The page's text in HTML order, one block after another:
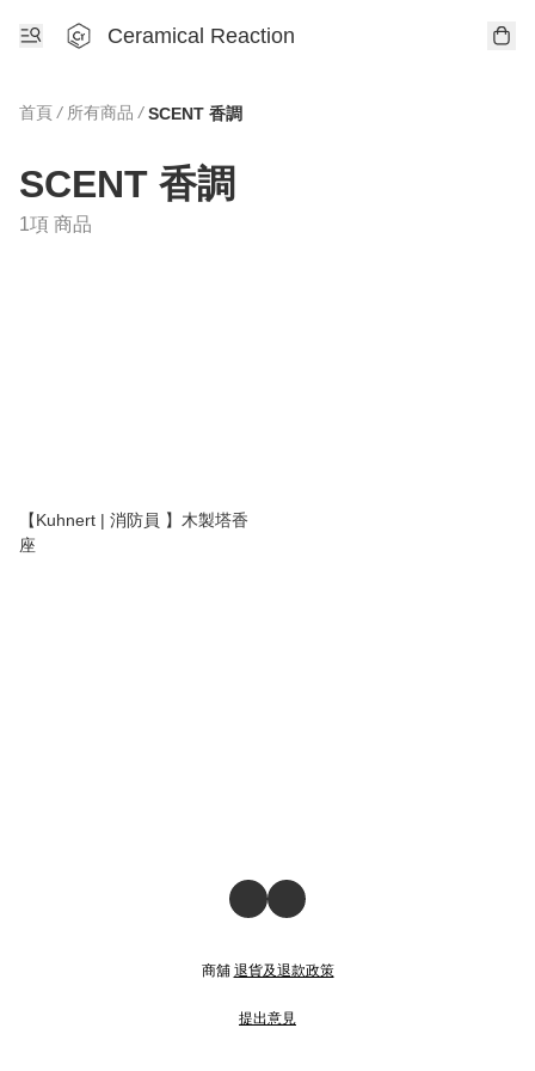
Ceramical Reaction
首頁 / 所有商品 / SCENT 香調
SCENT 香調
1項 商品
【Kuhnert | 消防員 】木製塔香
座
商舖 退貨及退款政策
提出意見